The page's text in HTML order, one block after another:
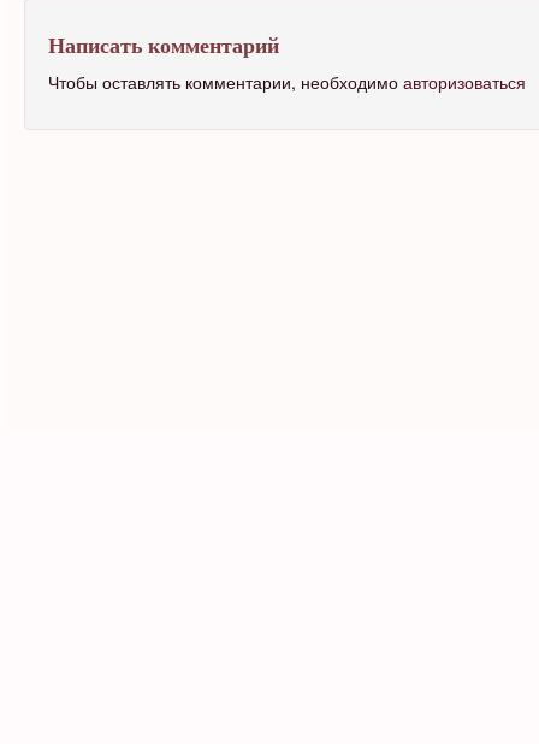
Написать комментарий
Чтобы оставлять комментарии, необходимо авторизоваться